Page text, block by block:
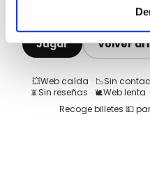
Jugar Volver al
💥Web caída · 📉Sin
📵Sin reseñas · 🐌Web lenta ·
Recoge billetes 💵